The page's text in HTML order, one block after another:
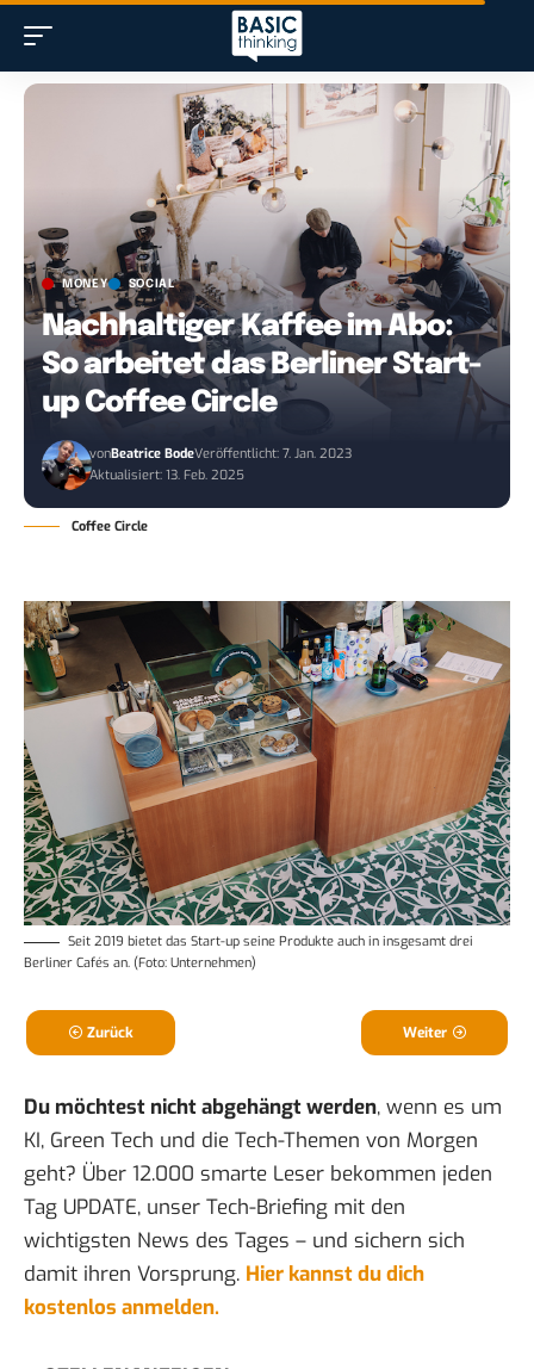
MONEY SOCIAL
Nachhaltiger Kaffee im Abo:
So arbeitet das Berliner Start-
up Coffee Circle
vonBeatrice BodeVeröffentlicht: 7. Jan. 2023
Aktualisiert: 13. Feb. 2025
Coffee Circle
Seit 2019 bietet das Start-up seine Produkte auch in insgesamt drei
Berliner Cafés an. (Foto: Unternehmen)
Zurück Weiter
Du möchtest nicht abgehängt werden, wenn es um
KI, Green Tech und die Tech-Themen von Morgen
geht? Über 12.000 smarte Leser bekommen jeden
Tag UPDATE, unser Tech-Briefing mit den
wichtigsten News des Tages – und sichern sich
damit ihren Vorsprung. Hier kannst du dich
kostenlos anmelden.